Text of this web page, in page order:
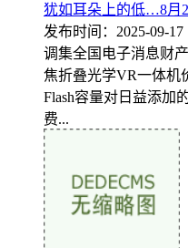
犹如耳朵上的低…8月
发布时间：2025-09-
调集全国电子消息财
焦折叠光学VR一体机
Flash容量对日益添加
费...